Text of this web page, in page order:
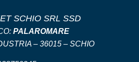
SCHIO SRL SSD
PALAROMARE
– 36015 – SCHIO